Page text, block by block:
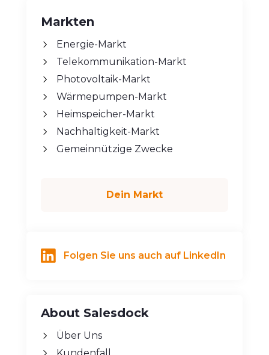
Markten
Energie-Markt
Telekommunikation-Markt
Photovoltaik-Markt
Wärmepumpen-Markt
Heimspeicher-Markt
Nachhaltigkeit-Markt
Gemeinnützige Zwecke
Dein Markt
Folgen Sie uns auch auf LinkedIn
About Salesdock
Über Uns
Kundenfall